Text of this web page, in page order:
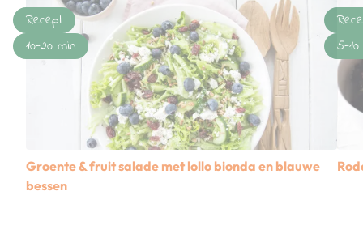
Groente & fruit salade met lollo bionda en blauwe
bessen
Recept
10-20 min
5-